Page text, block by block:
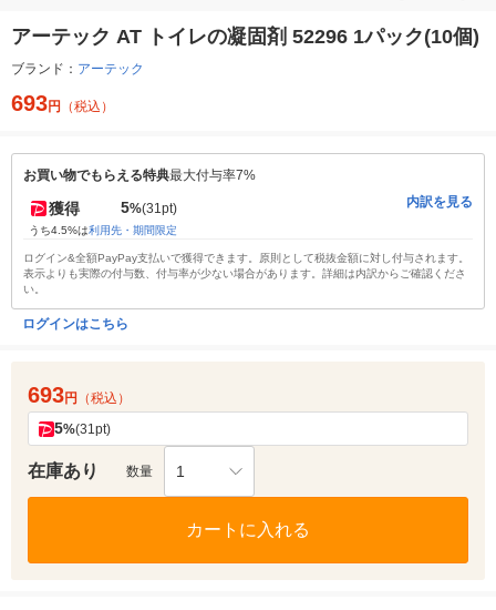
アーテック AT トイレの凝固剤 52296 1パック(10個)
ブランド： アーテック
693円 （税込）
お買い物でもらえる特典最大付与率7%
獲得 5%(31pt)
うち4.5%は利用先・期間限定
内訳を見る
ログイン&全額PayPay支払いで獲得できます。原則として税抜金額に対し付与されます。
表示よりも実際の付与数、付与率が少ない場合があります。詳細は内訳からご確認くださ
い。
ログインはこちら
693円 （税込）
5%(31pt)
在庫あり 数量 1
カートに入れる